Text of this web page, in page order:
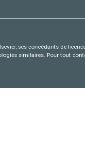
ses concédants de
similaires. Pour tout